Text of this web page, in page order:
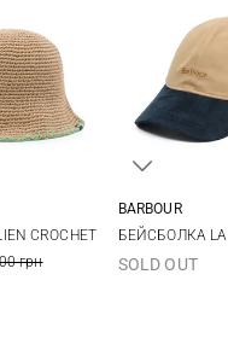
CROCHET
грн
BARBOUR
БЕЙСБОЛКА
SOLD OUT